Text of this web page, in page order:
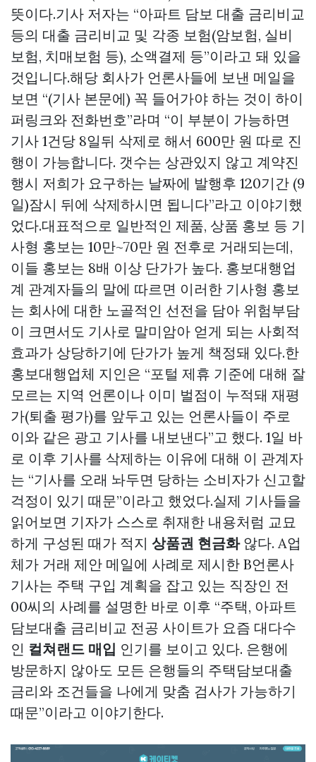
뜻이다.기사 저자는 “아파트 담보 대출 금리비교
등의 대출 금리비교 및 각종 보험(암보험, 실비
보험, 치매보험 등), 소액결제 등”이라고 돼 있을
것입니다.해당 회사가 언론사들에 보낸 메일을
보면 “(기사 본문에) 꼭 들어가야 하는 것이 하이
퍼링크와 전화번호”라며 “이 부분이 가능하면
기사 1건당 8일뒤 삭제로 해서 600만 원 따로 진
행이 가능합니다. 갯수는 상관있지 않고 계약진
행시 저희가 요구하는 날짜에 발행후 120기간 (9
일)잠시 뒤에 삭제하시면 됩니다”라고 이야기했
었다.대표적으로 일반적인 제품, 상품 홍보 등 기
사형 홍보는 10만~70만 원 전후로 거래되는데,
이들 홍보는 8배 이상 단가가 높다. 홍보대행업
계 관계자들의 말에 따르면 이러한 기사형 홍보
는 회사에 대한 노골적인 선전을 담아 위험부담
이 크면서도 기사로 말미암아 얻게 되는 사회적
효과가 상당하기에 단가가 높게 책정돼 있다.한
홍보대행업체 지인은 “포털 제휴 기준에 대해 잘
모르는 지역 언론이나 이미 벌점이 누적돼 재평
가(퇴출 평가)를 앞두고 있는 언론사들이 주로
이와 같은 광고 기사를 내보낸다”고 했다. 1일 바
로 이후 기사를 삭제하는 이유에 대해 이 관계자
는 “기사를 오래 놔두면 당하는 소비자가 신고할
걱정이 있기 때문”이라고 했었다.실제 기사들을
읽어보면 기자가 스스로 취재한 내용처럼 교묘
하게 구성된 때가 적지 상품권 현금화않다. A업
체가 거래 제안 메일에 사례로 제시한 B언론사
기사는 주택 구입 계획을 잡고 있는 직장인 전
00씨의 사례를 설명한 바로 이후 “주택, 아파트
담보대출 금리비교 전공 사이트가 요즘 대다수
인 컬쳐랜드 매입 인기를 보이고 있다. 은행에
방문하지 않아도 모든 은행들의 주택담보대출
금리와 조건들을 나에게 맞춤 검사가 가능하기
때문”이라고 이야기한다.